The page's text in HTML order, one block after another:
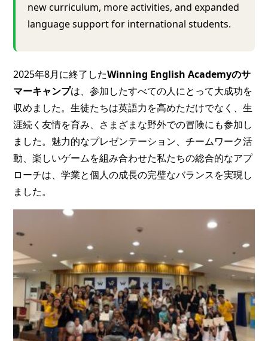
new curriculum, more activities, and expanded
language support for international students.
2025年8月に終了したWinning English Academyのサ
マーキャンプは、参加したすべての人にとって大成功を
収めました。生徒たちは英語力を高めただけでなく、生
涯続く友情を育み、さまざまな野外での冒険にも参加し
ました。魅力的なプレゼンテーション、チームワーク活
動、楽しいゲームを組み合わせた私たちの総合的なアプ
ローチは、学業と個人の成長の完璧なバランスを実現し
ました。